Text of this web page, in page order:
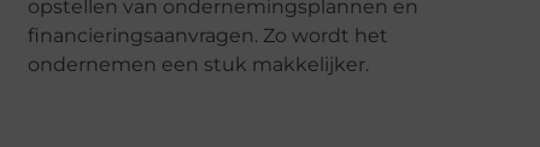
opstellen van ondernemingsplannen en
financieringsaanvragen. Zo wordt het
ondernemen een stuk makkelijker.